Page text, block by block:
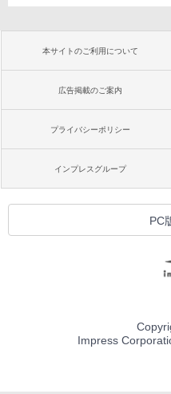
本サイトのご利用について
広告掲載のご案内
プライバシーポリシー
インプレスグループ
PC
Impress